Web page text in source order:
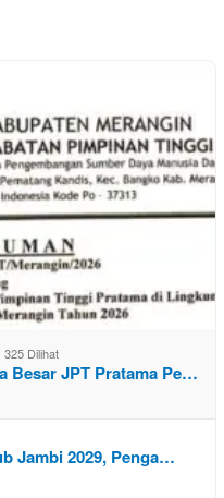
325 Dilihat
Besar JPT Pratama Pe…
Jambi 2029, Penga…